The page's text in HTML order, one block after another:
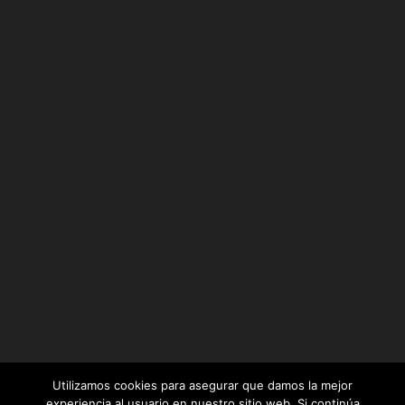
Utilizamos cookies para asegurar que damos la mejor